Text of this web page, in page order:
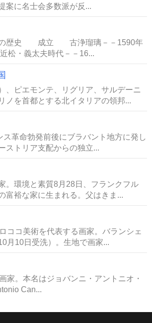
案に名士会多数派が反...
の歴史 成立 古浄瑠璃－－1590年
・義太夫時代－－16...
、ピエモンテ、リグリア、サルデーニ
ノを首都とする北イタリアの領邦...
ス革命勃発前後にブラバント地方に発し
ストリア支配からの独立...
。環境と素質8月28日、フランクフル
富裕な家に生まれる。父はきま...
ココ美術を代表する画家。バランシェ
月10日受洗）。生地で画家...
家。本名はジョバンニ・アントニオ・
Can...